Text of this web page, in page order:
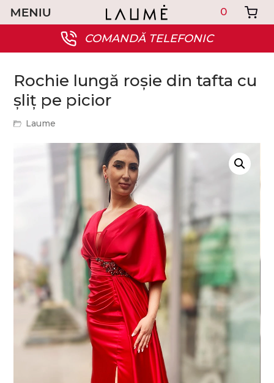
COMANDĂ TELEFONIC
0
Rochie lungă roșie din tafta cu
șliț pe picior
Laume